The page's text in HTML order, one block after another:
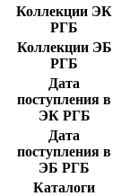
Коллекции ЭК
РГБ
Коллекции ЭБ
РГБ
Дата
поступления в
ЭК РГБ
Дата
поступления в
ЭБ РГБ
Каталоги